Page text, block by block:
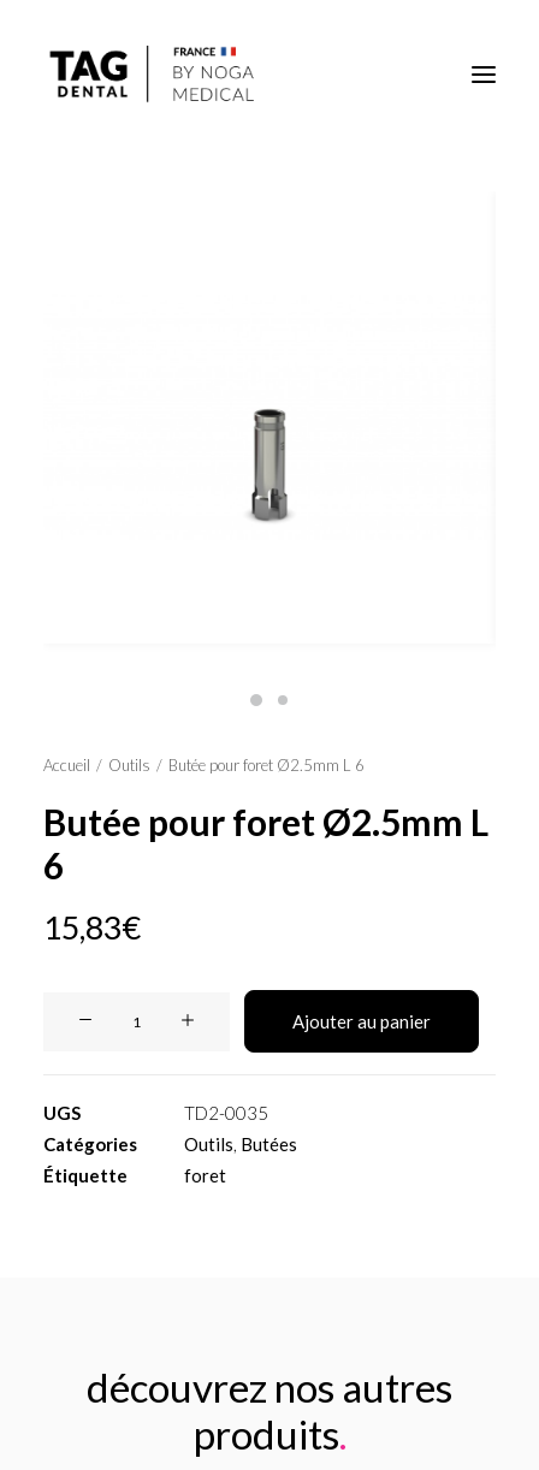
DigiTag
Accueil Outils Butée pour foret Ø2.5mm L 6
Butée pour foret Ø2.5mm L
6
15,83€
Ø2.5mm
Ajouter au panier
UGS
TD2-0035
Catégories
Outils, Butées
Étiquette
foret
découvrez nos autres
produits.